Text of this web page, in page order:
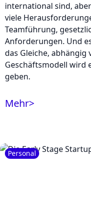
international sind,
viele
Teamführung,
Anforderungen. Und
das Gleiche,
Geschäftsmodell wird
geben.
Mehr>
Personal